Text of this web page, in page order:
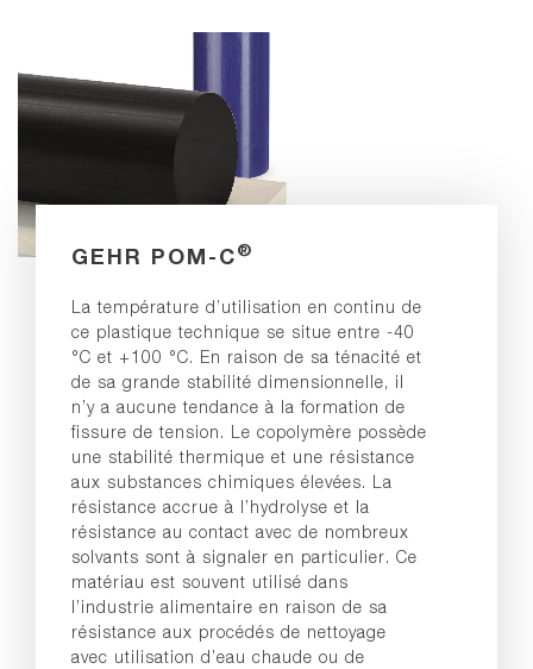
GEHR POM-C®
La température d’utilisation en continu de
ce plastique technique se situe entre -40
°C et +100 °C. En raison de sa ténacité et
de sa grande stabilité dimensionnelle, il
n’y a aucune tendance à la formation de
fissure de tension. Le copolymère possède
une stabilité thermique et une résistance
aux substances chimiques élevées. La
résistance accrue à l’hydrolyse et la
résistance au contact avec de nombreux
solvants sont à signaler en particulier. Ce
matériau est souvent utilisé dans
l’industrie alimentaire en raison de sa
résistance aux procédés de nettoyage
avec utilisation d’eau chaude ou de